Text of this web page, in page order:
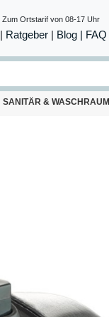
Zum Ortstarif von 08-17 Uhr
| Ratgeber| Blog | FAQ
SANITÄR & WASCHRAUM